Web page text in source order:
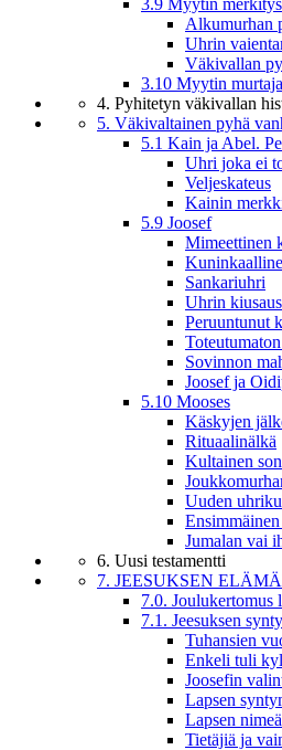
3.9 Myytin merkitys
Alkumurhan
Uhrin
Väkivallan
3.10 Myytin
4. Pyhitetyn väkivallan
5. Väkivaltainen pyhä
5.1 Kain ja Abel.
Uhri joka ei
Veljeskateus
Kainin
5.9 Joosef
Mimeettinen
Sankariuhri
Uhrin kiusaus
Peruuntunut
Sovinnon
Joosef ja
5.10 Mooses
Käskyjen
Rituaalinälkä
Kultainen
Uuden
Jumalan vai
6. Uusi testamentti
7. JEESUKSEN
7.0. Joulukertomus
7.1. Jeesuksen
Tuhansien
Enkeli tuli
Joosefin
Lapsen
Lapsen
Tietäjiä ja